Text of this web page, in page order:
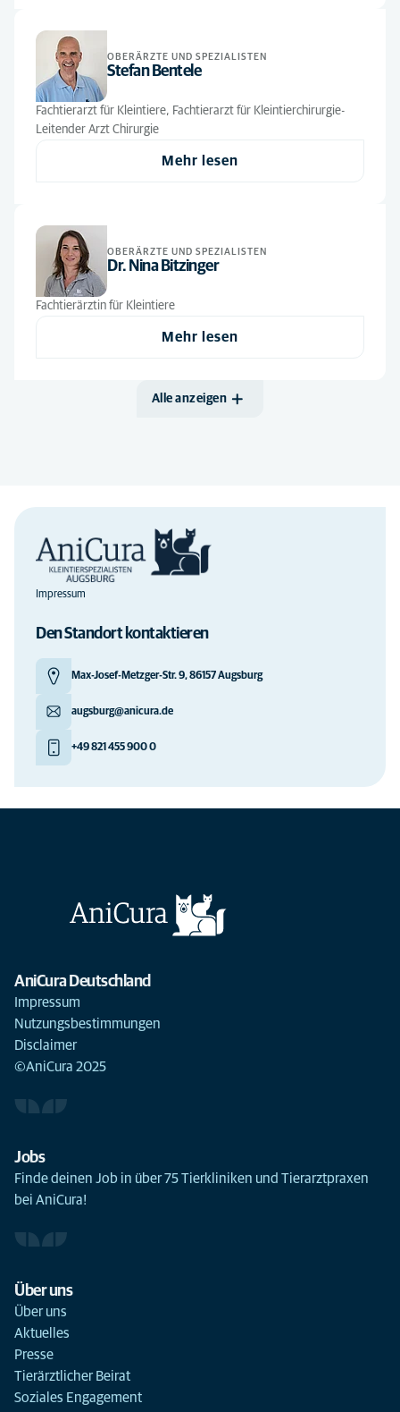
OBERÄRZTE UND SPEZIALISTEN
Stefan Bentele
Fachtierarzt für Kleintiere, Fachtierarzt für Kleintierchirurgie-
Leitender Arzt Chirurgie
Mehr lesen
OBERÄRZTE UND SPEZIALISTEN
Dr. Nina Bitzinger
Fachtierärztin für Kleintiere
Mehr lesen
Alle anzeigen
Impressum
Den Standort kontaktieren
Max-Josef-Metzger-Str. 9, 86157 Augsburg
augsburg@anicura.de
+49 821 455 900 0
AniCura Deutschland
Impressum
Nutzungsbestimmungen
Disclaimer
©AniCura 2025
Jobs
Finde deinen Job in über 75 Tierkliniken und Tierarztpraxen
bei AniCura!
Über uns
Über uns
Aktuelles
Presse
Tierärztlicher Beirat
Soziales Engagement